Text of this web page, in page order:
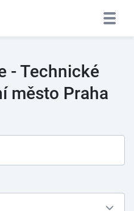
- Technické
město Praha